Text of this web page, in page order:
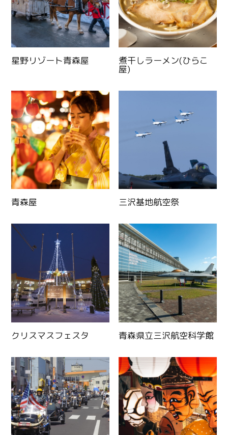
星野リゾート青森屋 煮干しラーメン(ひらこ
屋)
青森屋 三沢基地航空祭
クリスマスフェスタ 青森県立三沢航空科学館